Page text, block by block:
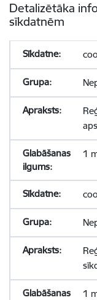
Detalizētāka
sīkdatnēm
1
1